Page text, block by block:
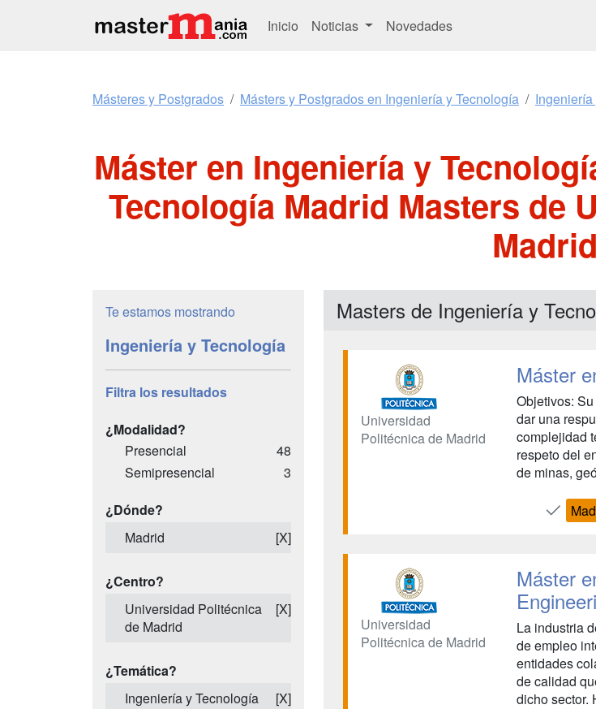
Inicio Noticias Novedades
Másteres y Postgrados Másters y Postgrados en Ingeniería y Tecnología
Máster en Ingeniería y
Tecnología Madrid Masters de
Madrid
Te estamos mostrando
Ingeniería y Tecnología
Filtra los resultados
¿Modalidad?
Presencial
48
Semipresencial
3
¿Dónde?
Madrid
[X]
¿Centro?
Universidad Politécnica
de Madrid
[X]
¿Temática?
Ingeniería y Tecnología
[X]
Masters de Ingeniería y
Universidad
Politécnica de Madrid
Máster
Objetivos:
dar una
complejidad
respeto del
de minas,
Universidad
Politécnica de Madrid
Máster
La industria
de empleo
entidades
de calidad
dicho sector.